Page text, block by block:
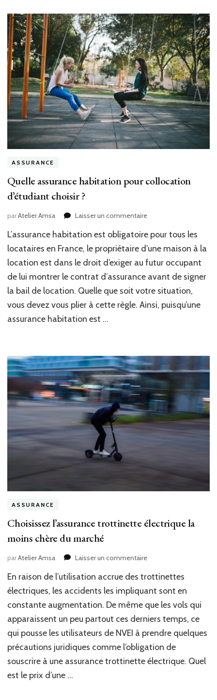
ASSURANCE
Quelle assurance habitation pour collocation
d’étudiant choisir ?
parAtelier Amsa Laisser un commentairesur
assurance
habitation
collocation
d’étudiant
choisir
?
L’assurance habitation est obligatoire pour tous les
locataires en France, le propriétaire d’une maison à la
location est dans le droit d’exiger au futur occupant
de lui montrer le contrat d’assurance avant de signer
la bail de location. Quelle que soit votre situation,
vous devez vous plier à cette règle. Ainsi, puisqu’une
assurance habitation est …
ASSURANCE
Choisissez l’assurance trottinette électrique la
moins chère du marché
parAtelier Amsa Laisser un commentairesur
l’assurance
trottinette
la
moins
chère
du
marché
En raison de l’utilisation accrue des trottinettes
électriques, les accidents les impliquant sont en
constante augmentation. De même que les vols qui
apparaissent un peu partout ces derniers temps, ce
qui pousse les utilisateurs de NVEI à prendre quelques
précautions juridiques comme l’obligation de
souscrire à une assurance trottinette électrique. Quel
est le prix d’une …